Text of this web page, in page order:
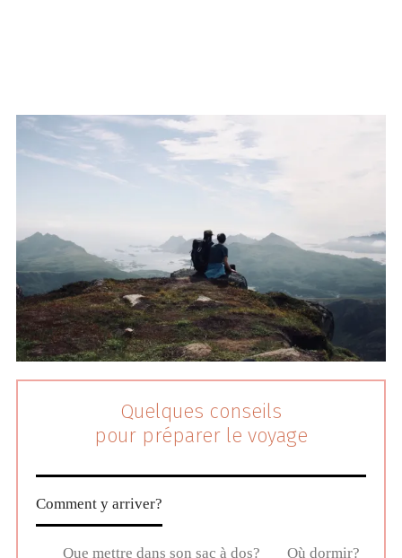
Quelques conseils
pour préparer le voyage
Comment y arriver?
Que mettre dans son sac à dos? Où dormir?